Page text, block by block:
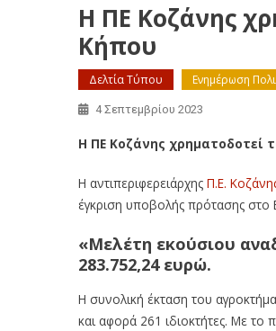
Η ΠΕ Κοζάνης
Κήπου
Δελτία Τύπου Ενημέρωση
4 Σεπτεμβρίου 2023
Η ΠΕ Κοζάνης χρηματοδοτεί
Η αντιπεριφερειάρχης Π.Ε.
έγκριση υποβολής πρότασης στο
«Μελέτη εκούσιου
283.752,24 ευρώ.
Η συνολική έκταση του
και αφορά 261 ιδιοκτήτες. Με το